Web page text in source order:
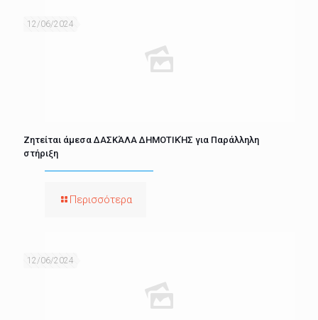
12/06/2024
Ζητείται άμεσα ΔΑΣΚΆΛΑ ΔΗΜΟΤΙΚΉΣ για Παράλληλη
στήριξη
Περισσότερα
12/06/2024